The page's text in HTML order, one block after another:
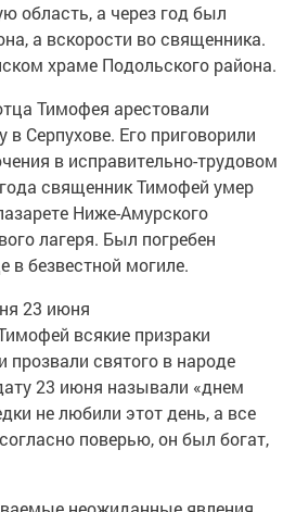
область, а через год был
а вскорости во священника.
храме Подольского района.
Тимофея арестовали
Серпухове. Его приговорили
в исправительно-трудовом
священник Тимофей умер
Ниже-Амурского
лагеря. Был погребен
в безвестной могиле.
23 июня
всякие призраки
прозвали святого в народе
23 июня называли «днем
не любили этот день, а все
поверью, он был богат,